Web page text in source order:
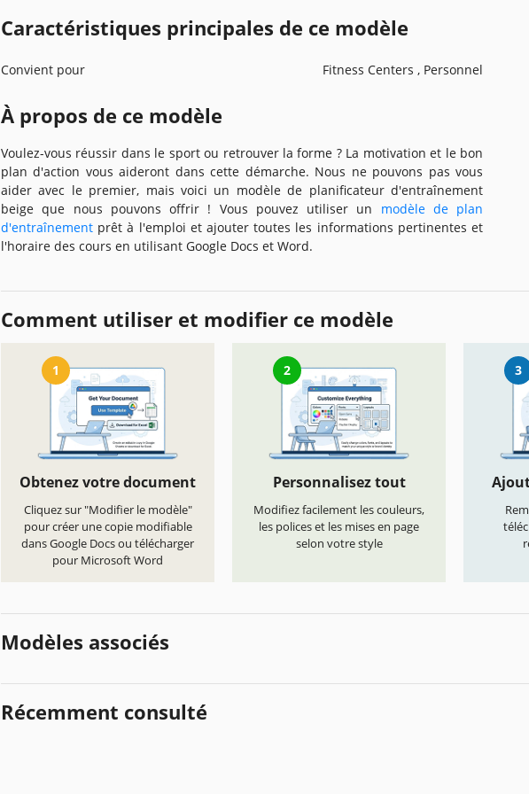
Caractéristiques principales de ce modèle
Convient pour Fitness Centers , Personnel
À propos de ce modèle
Voulez-vous réussir dans le sport ou retrouver la forme ? La motivation et le bon
plan d'action vous aideront dans cette démarche. Nous ne pouvons pas vous
aider avec le premier, mais voici un modèle de planificateur d'entraînement
beige que nous pouvons offrir ! Vous pouvez utiliser un modèle de plan
d'entraînement prêt à l'emploi et ajouter toutes les informations pertinentes et
l'horaire des cours en utilisant Google Docs et Word.
Comment utiliser et modifier ce modèle
1
Obtenez votre document
Cliquez sur "Modifier le modèle"
pour créer une copie modifiable
dans Google Docs ou télécharger
pour Microsoft Word
2
Personnalisez tout
Modifiez facilement les couleurs,
les polices et les mises en page
selon votre style
3
Modèles associés
Récemment consulté